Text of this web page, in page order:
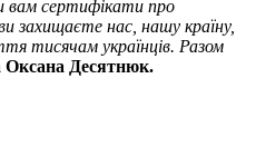
вам сертифікати про
захищаєте нас, нашу країну,
тисячам українців. Разом
Оксана Десятнюк.